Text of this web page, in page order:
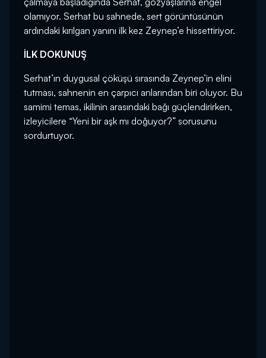
olamıyor. Serhat bu sahnede, sert görüntüsünün
ardındaki kırılgan yanını ilk kez Zeynep’e hissettiriyor.
İLK DOKUNUŞ
Serhat’ın duygusal çöküşü sırasında Zeynep’in elini
tutması, sahnenin en çarpıcı anlarından biri oluyor. Bu
samimi temas, ikilinin arasındaki bağı güçlendirirken,
izleyicilere “Yeni bir aşk mı doğuyor?” sorusunu
sordurtuyor.